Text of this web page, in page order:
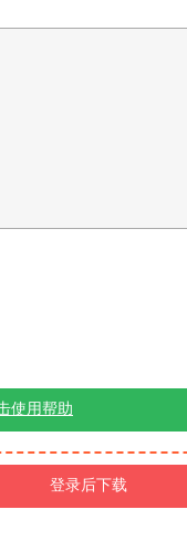
使用帮助
登录后下载